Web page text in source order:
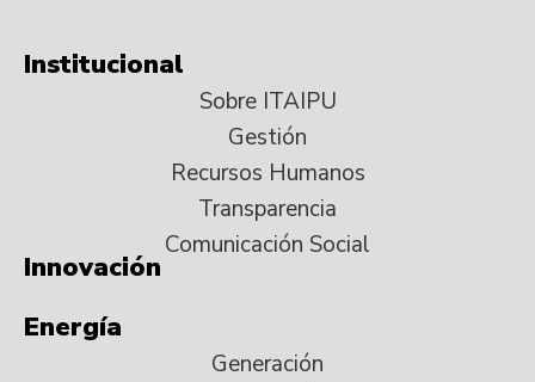
Institucional
Sobre ITAIPU
Gestión
Recursos Humanos
Transparencia
Comunicación Social
Innovación
Energía
Generación